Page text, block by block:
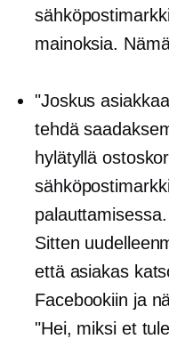
mainoksia.
"Joskus
tehdä
hylätyllä
palauttamisessa.
Sitten
että asiakas
Facebookiin ja
"Hei, miksi et